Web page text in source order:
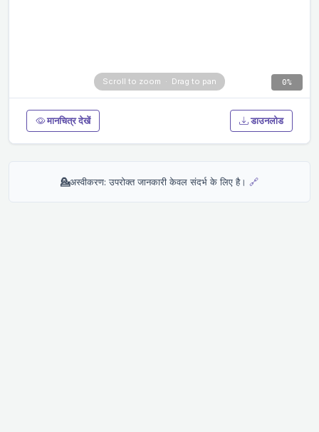
0%
मानचित्र देखें डाउनलोड
💁अस्वीकरण: उपरोक्त जानकारी केवल संदर्भ के लिए है। 🔗